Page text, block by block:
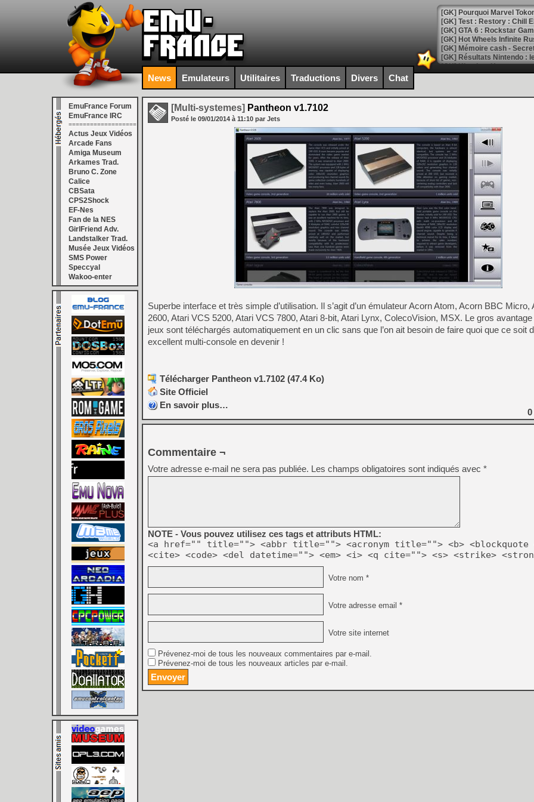
[GK] Test : Restory : Chill
[GK] GTA 6 : Rockstar
[GK] Hot Wheels Infinite
[GK] Mémoire cash -
[GK] Résultats Nintendo :
[GK] Déjà des
[Mo5] Brickboy cherche à
[GK] Minecraft et ses «
[GK] Beast of
[GK] Ubisoft : fin de partie
[GK] Mémoire cash -
[GK] Dan Houser (GTA)
[GK] Comment EA Sports
[GK] Crimson Moon : un
[GK] Isle of Reveries : le
[GK] Moonlighter 2 : The
[GK] Capcom relance
[Mo5] Deux inédits du
[GK] Le beat'em up The
[GK] Endless Legend 2 :
[LS] [PS5] Le WebKit
[GK] Oubliez Crazy Taxi,
[LS] [Switch] NSZ 5.0.0
[GK] No More Room in
[GK] Un chatbot Atelier
[GK] Mémoire cash -
[GK] Nvidia : le prix des
[GK] Suikoden Star Leap
[Mo5] La mini borne
[GK] Pourquoi Marvel
News Emulateurs Utilitaires Traductions Divers Chat
EmuFrance Forum
EmuFrance IRC
===================
Actus Jeux Vidéos
Arcade Fans
Amiga Museum
Arkames Trad.
Bruno C. Zone
Calice
CBSata
CPS2Shock
EF-Nes
Fan de la NES
GirlFriend Adv.
Landstalker Trad.
Musée Jeux Vidéos
SMS Power
Speccyal
Wakoo-enter
[Multi-systemes] Pantheon v1.7102
Posté le 09/01/2014 à 11:10 par Jets
Superbe interface et très simple d’utilisation. Il s’agit d’un émulateur Acorn Atom, Acorn BBC Micro,
2600, Atari VCS 5200, Atari VCS 7800, Atari 8-bit, Atari Lynx, ColecoVision, MSX. Le gros
jeux sont téléchargés automatiquement en un clic sans que l’on ait besoin de faire quoi que ce soit
excellent multi-console en devenir !
Télécharger Pantheon v1.7102 (47.4 Ko)
Site Officiel
En savoir plus…
0
Commentaire ¬
Votre adresse e-mail ne sera pas publiée. Les champs obligatoires sont indiqués avec *
NOTE - Vous pouvez utilisez ces tags et attributs HTML:
<a href="" title=""> <abbr title=""> <acronym title=""> <b> <blockquote
<cite> <code> <del datetime=""> <em> <i> <q cite=""> <s> <strike>
Votre nom *
Votre adresse email *
Votre site internet
Prévenez-moi de tous les nouveaux commentaires par e-mail.
Prévenez-moi de tous les nouveaux articles par e-mail.